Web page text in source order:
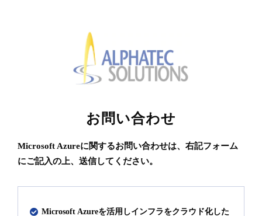
お問い合わせ
Microsoft Azureに関するお問い合わせは、右記フォーム
にご記入の上、送信してください。
Microsoft Azureを活用しインフラをクラウド化した